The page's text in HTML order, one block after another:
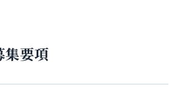
集要項